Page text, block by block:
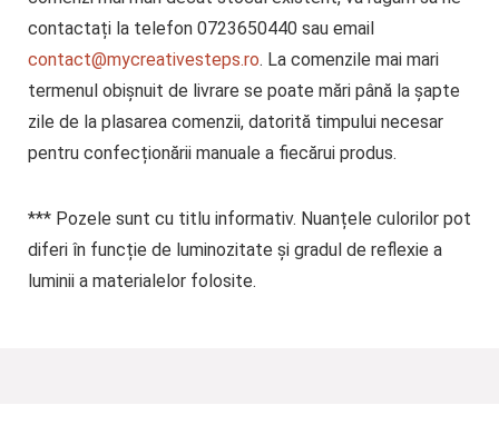
contactați la telefon 0723650440 sau email
contact@mycreativesteps.ro. La comenzile mai mari
termenul obișnuit de livrare se poate mări până la șapte
zile de la plasarea comenzii, datorită timpului necesar
pentru confecționării manuale a fiecărui produs.
*** Pozele sunt cu titlu informativ. Nuanțele culorilor pot
diferi în funcție de luminozitate și gradul de reflexie a
luminii a materialelor folosite.